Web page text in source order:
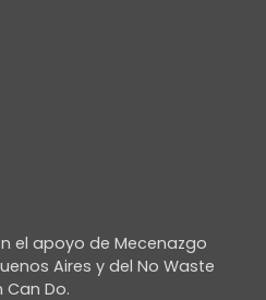
el apoyo de Mecenazgo
Aires y del No Waste
Can Do.